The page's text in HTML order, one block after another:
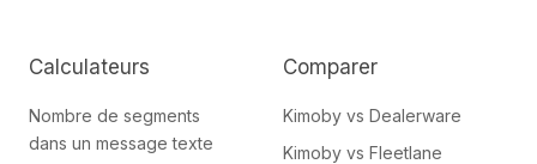
Calculateurs
Nombre de segments
dans un message texte
Comparer
Kimoby vs Dealerware
Kimoby vs Fleetlane